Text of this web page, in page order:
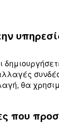
θα
που